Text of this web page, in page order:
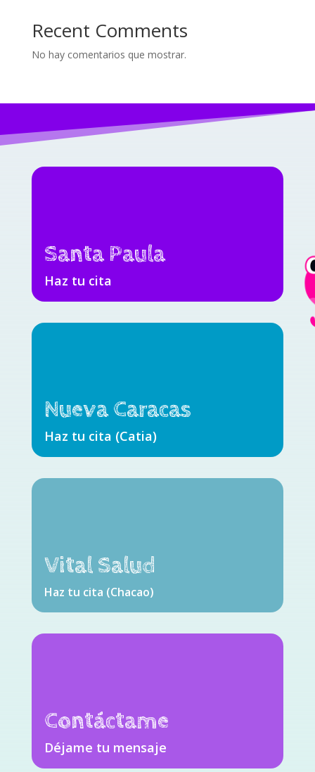
Recent Comments
No hay comentarios que mostrar.
Santa Paula
Haz tu cita
Nueva Caracas
Haz tu cita (Catia)
Vital Salud
Haz tu cita (Chacao)
Contáctame
Déjame tu mensaje